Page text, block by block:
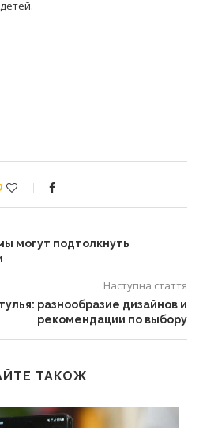
могут подтолкнуть
Наступна стаття
разнообразие дизайнов и
рекомендации по выбору
ТАКОЖ